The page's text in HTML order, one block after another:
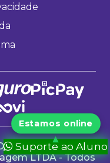
Suporte ao Aluno
Instituto de
LTDA - Todos